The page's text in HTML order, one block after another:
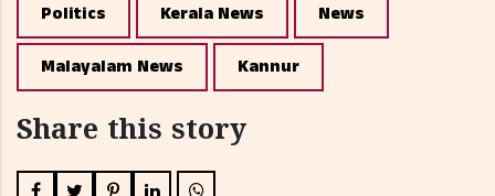
Politics Kerala News News
Malayalam News Kannur
Share this story